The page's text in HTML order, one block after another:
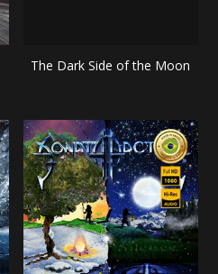
The Dark Side of the Moon